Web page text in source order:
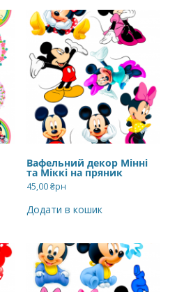
Вафельний декор Мінні
та Міккі на пряник
45,00₴рн
Додати в кошик